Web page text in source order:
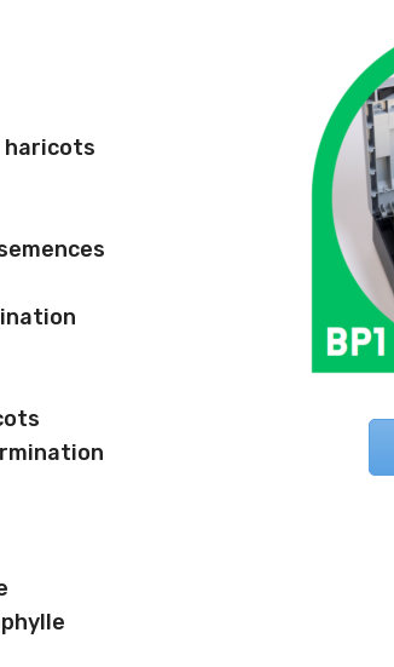
haricots